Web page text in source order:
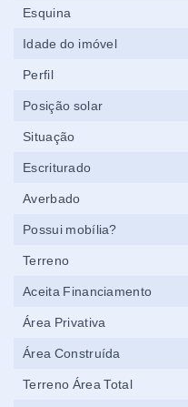
Esquina
Idade do imóvel
Perfil
Posição solar
Situação
Escriturado
Averbado
Possui mobília?
Terreno
Aceita Financiamento
Área Privativa
Área Construída
Terreno Área Total